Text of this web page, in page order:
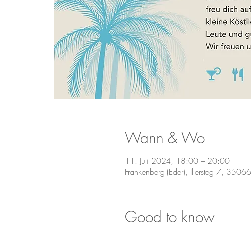
Wann & Wo
11. Juli 2024, 18:00 – 20:00
Frankenberg (Eder), Illersteg 7,
Good to know